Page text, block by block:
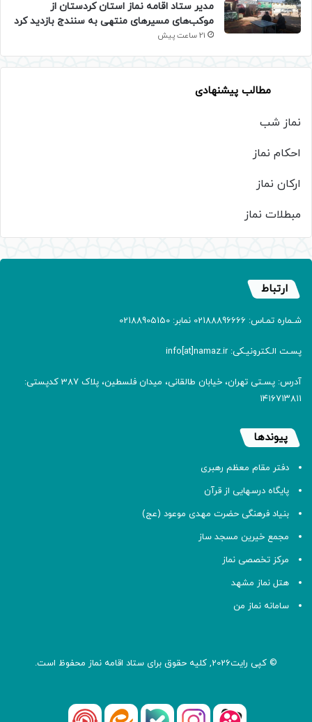
مدیر ستاد اقامه نماز استان کردستان از
موکب‌های مسیرهای منتهی به سنندج بازدید کرد
21 ساعت پیش
مطالب پیشنهادی
نماز شب
احکام نماز
ارکان نماز
مبطلات نماز
ارتباط
شـماره تمـاس: 02188896666 نمابر: 02188905150
پسـت الـکترونیـکی: info[at]namaz.ir
آدرس: پسـتی تهران، خیابان طالقانی، میدان فلسطین، پلاک 387 کدپستی:
۱۴۱۶۷۱۳۸۱۱
پیوندها
دفتر مقام معظم رهبری
پایگاه درسهایی از قرآن
بنیاد فرهنگی حضرت مهدی موعود (عج)
مجمع خیرین مسجد ساز
مرکز تخصصی نماز
هتل نماز مشهد
سامانه نماز من
© کپی رایت2026, کلیه حقوق برای ستاد اقامه نماز محفوظ است.